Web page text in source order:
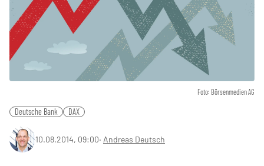
Foto: Börsenmedien AG
Deutsche Bank DAX
10.08.2014, 09:00‧ Andreas Deutsch